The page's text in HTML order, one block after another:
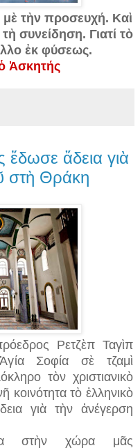
μὲ τὴν προσευχή. Καὶ
συνείδηση. Γιατί τὸ
ἐκ φύσεως.
Ἀσκητής
ἔδωσε ἄδεια γιὰ
στὴ Θράκη
Ρετζὲπ Ταγὶπ
Σοφία σὲ τζαμὶ
τὸν χριστιανικὸ
κοινότητα τὸ ἑλληνικὸ
γιὰ τὴν ἀνέγερση
στὴν χώρα μᾶς